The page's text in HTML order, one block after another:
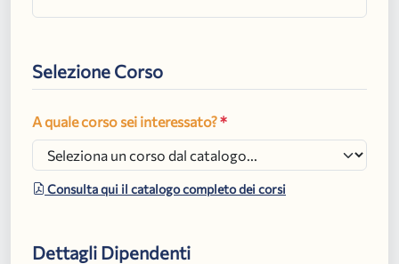
Selezione Corso
A quale corso sei interessato?*
Consulta qui il catalogo completo dei corsi
Dettagli Dipendenti